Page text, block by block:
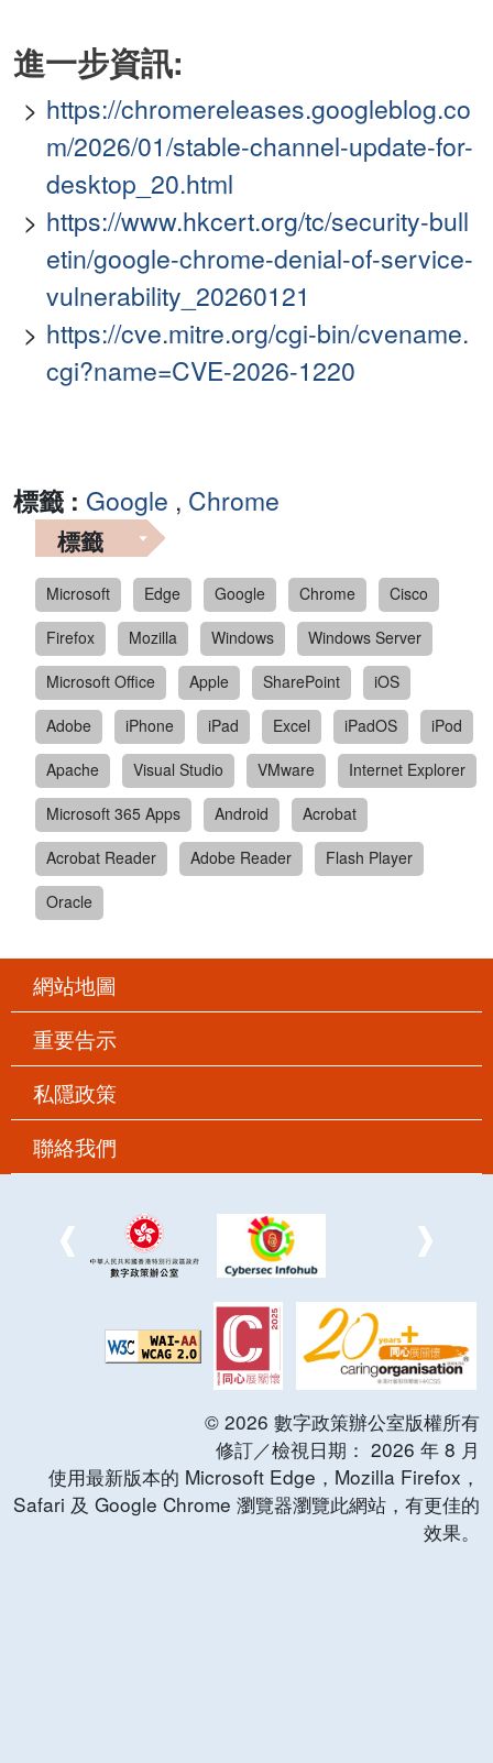
進一步資訊:
https://chromereleases.googleblog.co
m/2026/01/stable-channel-update-for-
desktop_20.html
https://www.hkcert.org/tc/security-bull
etin/google-chrome-denial-of-service-
vulnerability_20260121
https://cve.mitre.org/cgi-bin/cvename.
cgi?name=CVE-2026-1220
標籤 : Google , Chrome
標籤
Microsoft Edge Google Chrome
Cisco
Firefox
Mozilla Windows
Windows Server
Microsoft Office
Apple SharePoint
iOS
Adobe
iPhone iPad Excel iPadOS
iPod
Apache
Visual Studio VMware
Internet Explorer
Microsoft 365 Apps
Android
Acrobat
Acrobat Reader
Adobe Reader
Flash Player
Oracle
網站地圖
重要告示
私隱政策
聯絡我們
© 2026 數字政策辦公室版權所有
修訂／檢視日期： 2026 年 8 月
使用最新版本的 Microsoft Edge，Mozilla Firefox，
Safari 及 Google Chrome 瀏覽器瀏覽此網站，有更佳的
效果。